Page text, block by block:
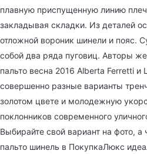
плавную приспущенную линию
закладывая складки. Из деталей
отложной вороник шинели и пояс.
собой два ряда пуговиц. Авторы
пальто весна 2016 Alberta Ferretti и
совершенно разные варианты
золотом цвете и молодежную
поклонников современного
Выбирайте свой вариант на фото, а
пальто шинель в ПокупкаЛюкс